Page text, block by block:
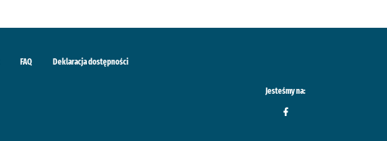
FAQ Deklaracja dostępności
Jesteśmy na: